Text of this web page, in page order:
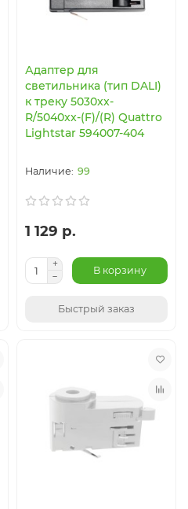
Адаптер для
светильника (тип DALI)
к треку 5030xx-
R/5040xx-(F)/(R) Quattro
Lightstar 594007-404
99
1 129 р.
В корзину
Быстрый заказ